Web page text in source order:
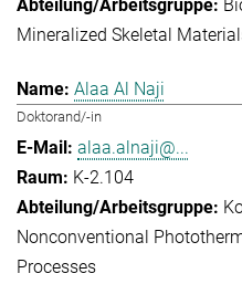
Mineralized Skeletal
Alaa Al Naji
Doktorand/-in
alaa.alnaji@...
K-2.104
Nonconventional
Processes